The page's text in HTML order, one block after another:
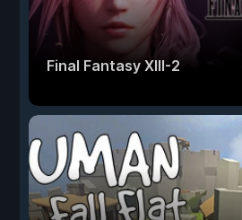
Final Fantasy XIII-2